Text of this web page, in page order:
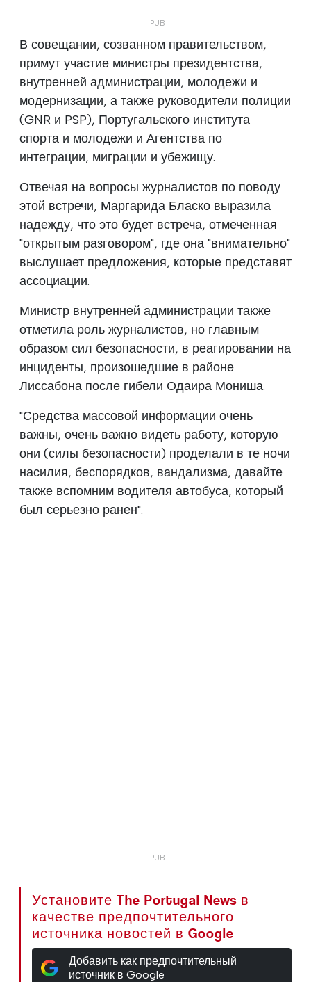
В совещании, созванном правительством,
примут участие министры президентства,
внутренней администрации, молодежи и
модернизации, а также руководители полиции
(GNR и PSP), Португальского института
спорта и молодежи и Агентства по
интеграции, миграции и убежищу.
Отвечая на вопросы журналистов по поводу
этой встречи, Маргарида Бласко выразила
надежду, что это будет встреча, отмеченная
"открытым разговором", где она "внимательно"
выслушает предложения, которые представят
ассоциации.
Министр внутренней администрации также
отметила роль журналистов, но главным
образом сил безопасности, в реагировании на
инциденты, произошедшие в районе
Лиссабона после гибели Одаира Мониша.
"Средства массовой информации очень
важны, очень важно видеть работу, которую
они (силы безопасности) проделали в те ночи
насилия, беспорядков, вандализма, давайте
также вспомним водителя автобуса, который
был серьезно ранен".
Установите The Portugal News в
качестве предпочтительного
источника новостей в Google
Добавить как предпочтительный
источник в Google